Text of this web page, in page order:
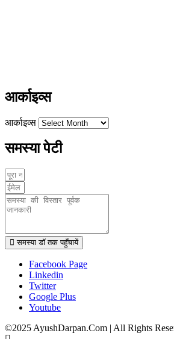
आर्काइव्स
आर्काइव्स
समस्या पेटी
समस्या डॉ तक पहुँचायें
Facebook Page
Linkedin
Twitter
Google Plus
Youtube
©2025 AyushDarpan.Com | All Rights